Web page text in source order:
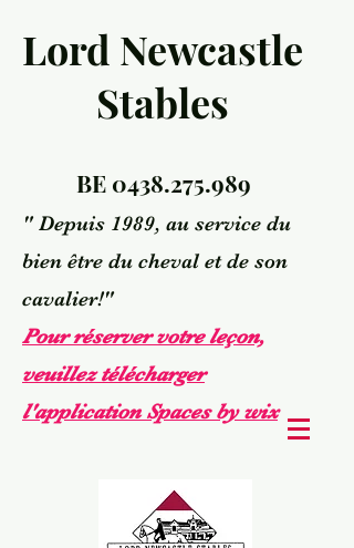
Lord Newcastle
Stables
BE 0438.275.989
" Depuis 1989, au service du
bien être du cheval et de son
cavalier!"
Pour réserver votre leçon,
veuillez télécharger
l'application Spaces by wix